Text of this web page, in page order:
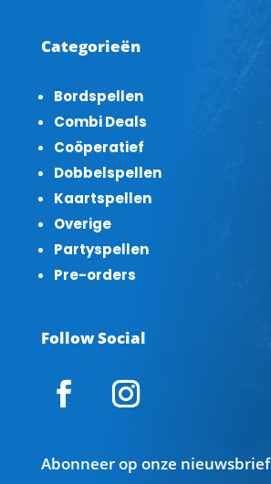
Categorieën
Bordspellen
Combi Deals
Coöperatief
Dobbelspellen
Kaartspellen
Overige
Partyspellen
Pre-orders
Follow Social
Abonneer op onze nieuwsbrief